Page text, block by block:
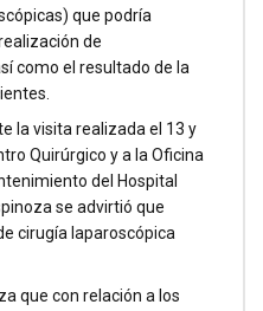
que podría
de
como el resultado de la
la visita realizada el 13 y
Quirúrgico y a la Oficina
del Hospital
se advirtió que
cirugía laparoscópica
que con relación a los